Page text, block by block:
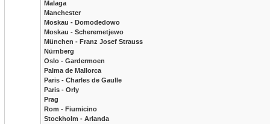
Malaga
Manchester
Moskau - Domodedowo
Moskau - Scheremetjewo
München - Franz Josef Strauss
Nürnberg
Oslo - Gardermoen
Palma de Mallorca
Paris - Charles de Gaulle
Paris - Orly
Prag
Rom - Fiumicino
Stockholm - Arlanda